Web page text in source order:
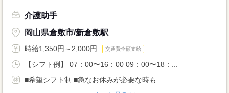
介護助手
岡山県倉敷市/新倉敷駅
時給1,350円～2,000円 交通費全額支給
【シフト例】 07：00〜16：00 09：00〜18：...
■希望シフト制 ■急なお休みが必要な時も...